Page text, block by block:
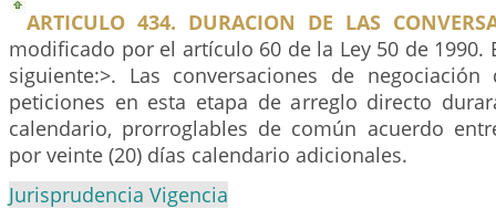
ARTICULO 434. DURACION DE LAS
modificado por el artículo 60 de la Ley 50 de 1990.
siguiente:>. Las conversaciones de
peticiones en esta etapa de arreglo directo
calendario, prorroglables de común acuerdo
por veinte (20) días calendario adicionales.
Jurisprudencia Vigencia